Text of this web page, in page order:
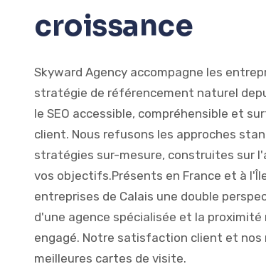
croissance
Skyward Agency accompagne les
stratégie de référencement naturel
le SEO accessible, compréhensible et
client. Nous refusons les approches
stratégies sur-mesure, construites sur
vos objectifs.Présents en France et à
entreprises de Calais une double
d'une agence spécialisée et la
engagé. Notre satisfaction client et
meilleures cartes de visite.